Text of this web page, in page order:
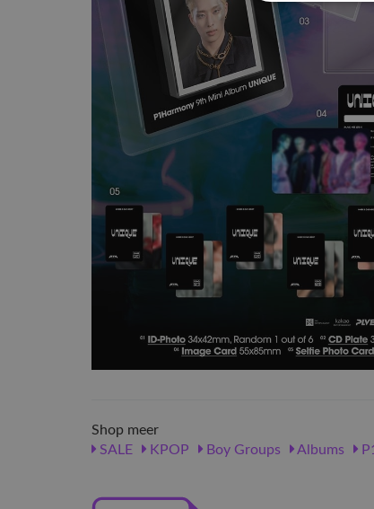
Shop meer
SALE
KPOP Boy Groups Albums